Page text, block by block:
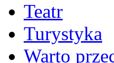
Teatr
Turystyka
Warto